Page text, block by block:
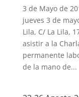
3 de Mayo de
jueves 3 de
Lila, C/ La Lila,
asistir a la
permanente
de la mano de...